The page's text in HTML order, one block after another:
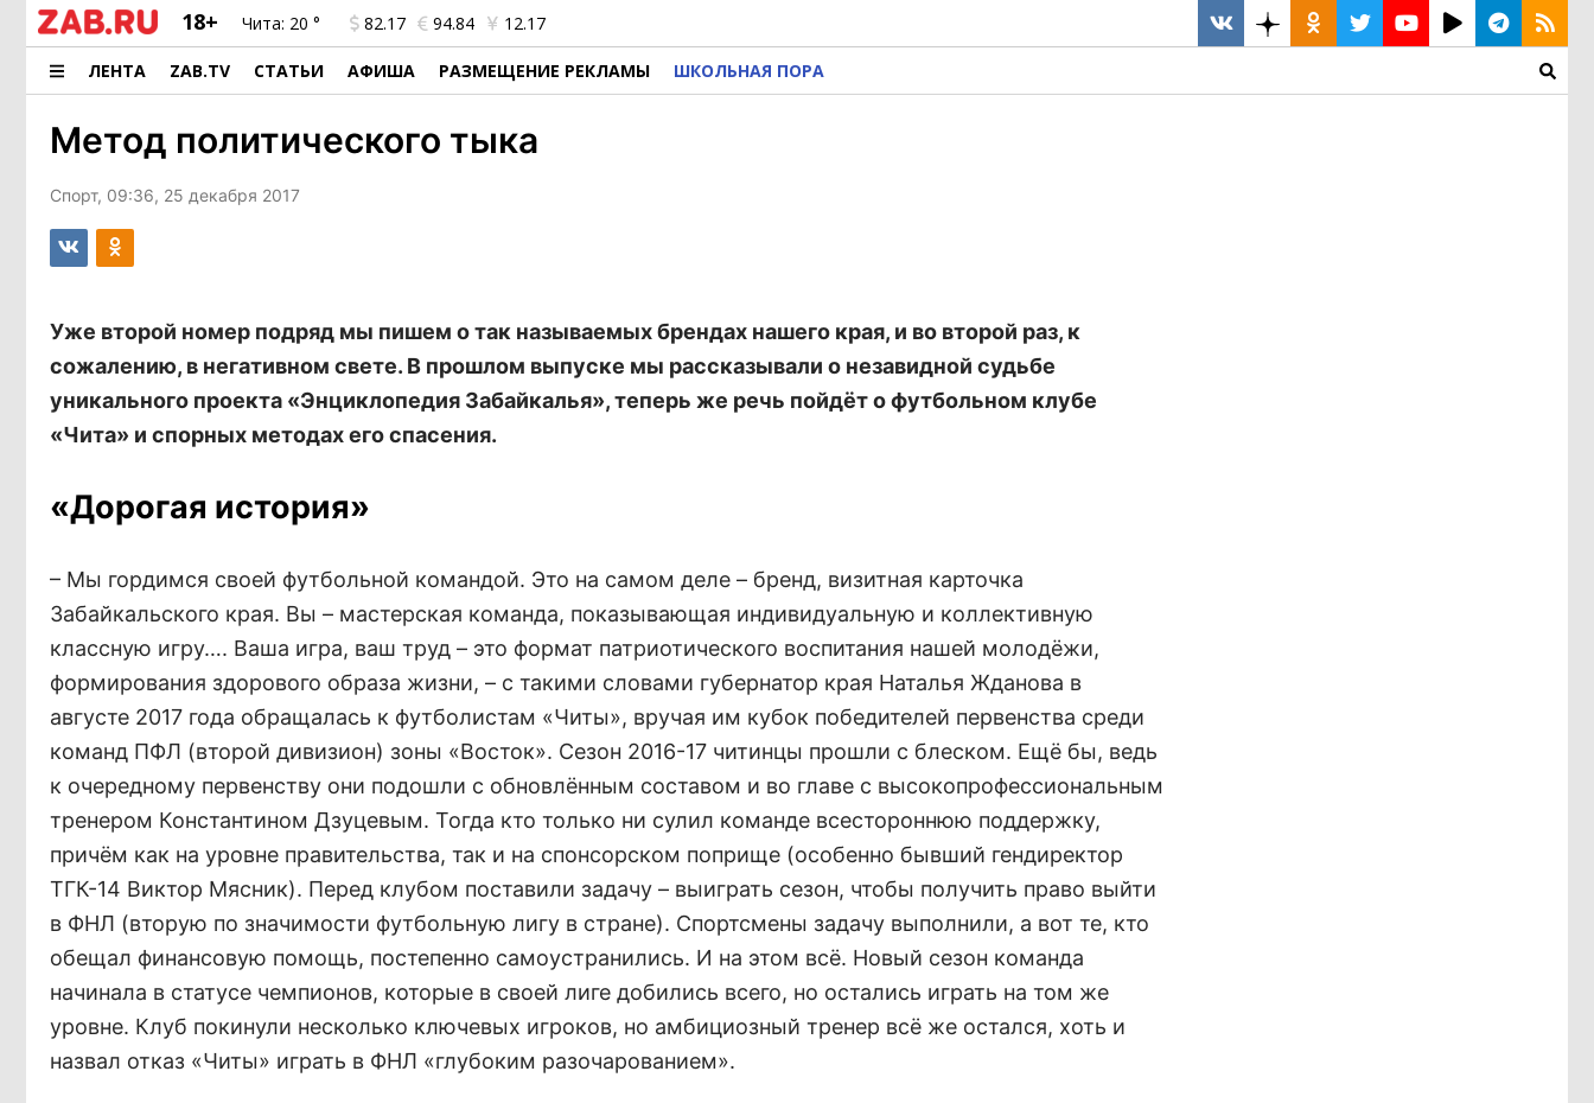
18+ Чита: 20 ° 82.17 94.84 12.17
ЛЕНТА ZAB.TV СТАТЬИ АФИША РАЗМЕЩЕНИЕ РЕКЛАМЫ ШКОЛЬНАЯ ПОРА
Метод политического тыка
Спорт, 09:36, 25 декабря 2017
Уже второй номер подряд мы пишем о так называемых брендах нашего края, и во второй раз, к
сожалению, в негативном свете. В прошлом выпуске мы рассказывали о незавидной судьбе
уникального проекта «Энциклопедия Забайкалья», теперь же речь пойдёт о футбольном клубе
«Чита» и спорных методах его спасения.
«Дорогая история»
– Мы гордимся своей футбольной командой. Это на самом деле – бренд, визитная карточка
Забайкальского края. Вы – мастерская команда, показывающая индивидуальную и коллективную
классную игру…. Ваша игра, ваш труд – это формат патриотического воспитания нашей молодёжи,
формирования здорового образа жизни, – с такими словами губернатор края Наталья Жданова в
августе 2017 года обращалась к футболистам «Читы», вручая им кубок победителей первенства среди
команд ПФЛ (второй дивизион) зоны «Восток». Сезон 2016-17 читинцы прошли с блеском. Ещё бы, ведь
к очередному первенству они подошли с обновлённым составом и во главе с высокопрофессиональным
тренером Константином Дзуцевым. Тогда кто только ни сулил команде всестороннюю поддержку,
причём как на уровне правительства, так и на спонсорском поприще (особенно бывший гендиректор
ТГК-14 Виктор Мясник). Перед клубом поставили задачу – выиграть сезон, чтобы получить право выйти
в ФНЛ (вторую по значимости футбольную лигу в стране). Спортсмены задачу выполнили, а вот те, кто
обещал финансовую помощь, постепенно самоустранились. И на этом всё. Новый сезон команда
начинала в статусе чемпионов, которые в своей лиге добились всего, но остались играть на том же
уровне. Клуб покинули несколько ключевых игроков, но амбициозный тренер всё же остался, хоть и
назвал отказ «Читы» играть в ФНЛ «глубоким разочарованием».